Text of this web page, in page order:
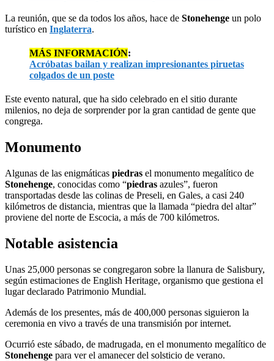
La reunión, que se da todos los años, hace de Stonehenge un polo
turístico en Inglaterra.
MÁS INFORMACIÓN:
Acróbatas bailan y realizan impresionantes piruetas
colgados de un poste
Este evento natural, que ha sido celebrado en el sitio durante
milenios, no deja de sorprender por la gran cantidad de gente que
congrega.
Monumento
Algunas de las enigmáticas piedras el monumento megalítico de
Stonehenge, conocidas como “piedras azules”, fueron
transportadas desde las colinas de Preseli, en Gales, a casi 240
kilómetros de distancia, mientras que la llamada “piedra del altar”
proviene del norte de Escocia, a más de 700 kilómetros.
Notable asistencia
Unas 25,000 personas se congregaron sobre la llanura de Salisbury,
según estimaciones de English Heritage, organismo que gestiona el
lugar declarado Patrimonio Mundial.
Además de los presentes, más de 400,000 personas siguieron la
ceremonia en vivo a través de una transmisión por internet.
Ocurrió este sábado, de madrugada, en el monumento megalítico de
Stonehenge para ver el amanecer del solsticio de verano.